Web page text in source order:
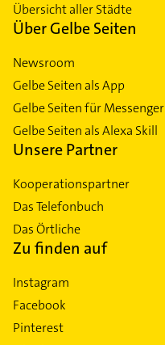
Übersicht aller Städte
Über Gelbe Seiten
Newsroom
Gelbe Seiten als App
Gelbe Seiten für Messenger
Gelbe Seiten als Alexa Skill
Unsere Partner
Kooperationspartner
Das Telefonbuch
Das Örtliche
Zu finden auf
Instagram
Facebook
Pinterest